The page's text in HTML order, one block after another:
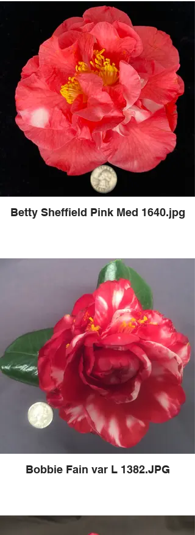
Betty Sheffield Pink Med 1640.jpg
Bobbie Fain var L 1382.JPG